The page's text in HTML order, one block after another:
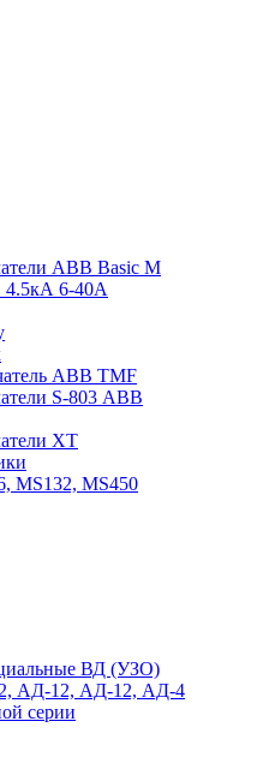
ABB Basic M
4.5кА 6-40А
ABB TMF
S-803 АВВ
XT
MS132, MS450
ВД (УЗО)
АД-12, АД-12, АД-4
серии